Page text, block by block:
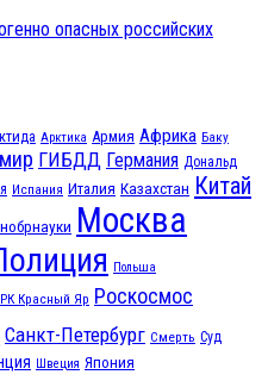
опасных российских
Арктика Армия Африка Баку
ГИБДД Германия Дональд
Испания Италия Казахстан Китай
Москва
Польша
РК Красный Яр Роскосмос
Санкт-Петербург Смерть Суд
Швеция Япония